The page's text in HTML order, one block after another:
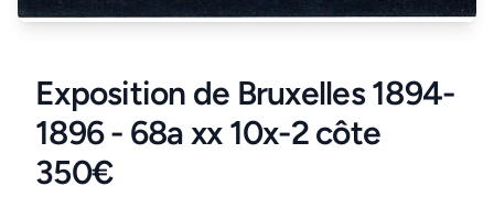
Exposition de Bruxelles 1894-
1896 - 68a xx 10x-2 côte
350€